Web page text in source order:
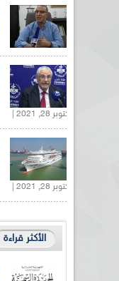
أكتوبر 28, 2021 |
أكتوبر 28, 2021 |
الأكثر قراءة